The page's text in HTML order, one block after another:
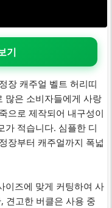
기
장 캐주얼 벨트 허리띠
많은 소비자들에게 사랑
으로 제작되어 내구성이
가 적습니다. 심플한 디
장부터 캐주얼까지 폭넓
이즈에 맞게 커팅하여 사
견고한 버클은 사용 중